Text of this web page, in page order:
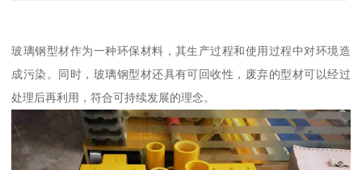
玻璃钢型材作为一种环保材料，其生产过程和使用过程中对环境造
成污染。同时，玻璃钢型材还具有可回收性，废弃的型材可以经过
处理后再利用，符合可持续发展的理念。